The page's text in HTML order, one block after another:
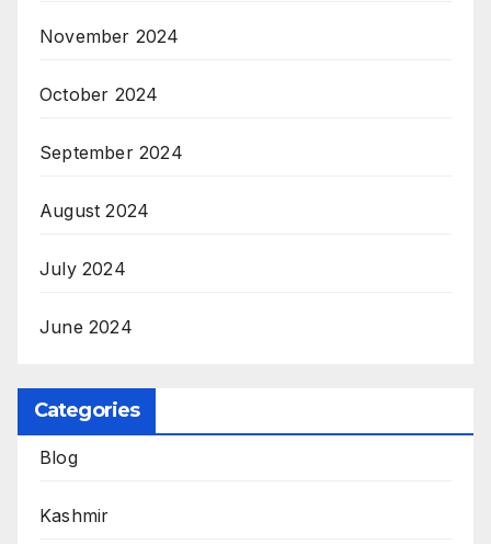
November 2024
October 2024
September 2024
August 2024
July 2024
June 2024
Categories
Blog
Kashmir